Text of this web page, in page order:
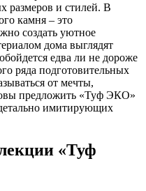
размеров и стилей. В
камня – это
создать уютное
дома выглядят
едва ли не дороже
ряда подготовительных
от мечты,
предложить «Туф ЭКО»
имитирующих
«Туф